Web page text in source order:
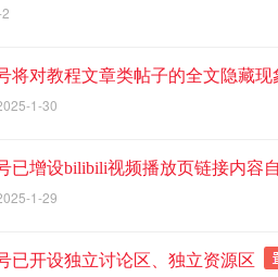
将对教程文章类帖子的全文隐藏
1-30
已增设bilibili视频播放页链接内容
1-29
已开设独立讨论区、独立资源区